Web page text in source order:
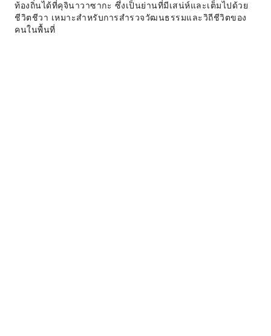
ท้องถิ่นได้ที่คุจินาวาซากะ ซึ่งเป็นย่านที่มีเสน่ห์และเต็มไปด้วย
ชีวิตชีวา เหมาะสำหรับการสำรวจวัฒนธรรมและวิถีชีวิตของ
คนในพื้นที่